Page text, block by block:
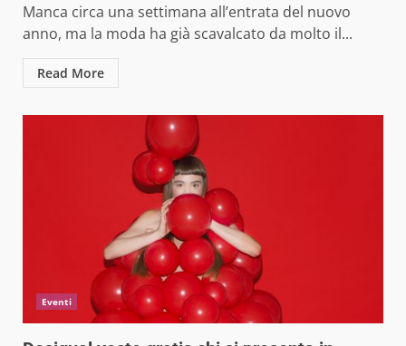
Manca circa una settimana all’entrata del nuovo
anno, ma la moda ha già scavalcato da molto il...
Read More
Eventi